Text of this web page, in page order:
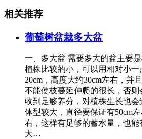
相关推荐
葡萄树盆栽多大盆
一、多大盆 需要多大的盆主要
植株比较的小，可以用相对小
20cm，高度大约30cm左右，并
不能使枝蔓延伸爬的很长，否
收到足够养分，对植株生长也
体型较大，直径要保证有50cm
右，这样有足够的蓄水量，也
大…